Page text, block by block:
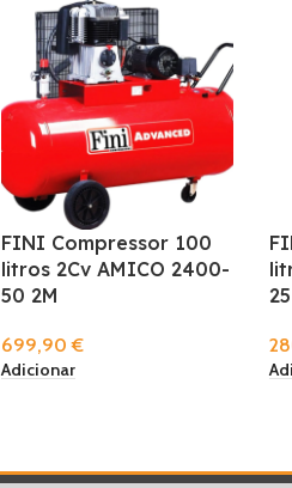
FINI Compressor 100
litros 2Cv AMICO 2400-
50 2M
699,90€
Adicionar